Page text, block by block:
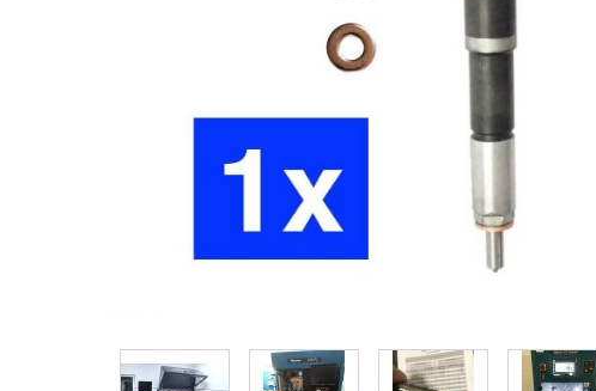
View larger imageView larger imageView larger image